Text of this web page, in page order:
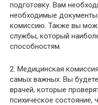
подготовку. Вам
необходимые
комиссию. Также вы
службы, который
способностям.
2. Медицинская
самых важных. Вы
врачей, которые
психическое